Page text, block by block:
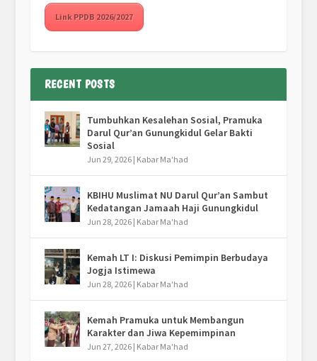
Link PPDB 2026/2027
RECENT POSTS
Tumbuhkan Kesalehan Sosial, Pramuka
Darul Qur’an Gunungkidul Gelar Bakti
Sosial
Jun 29, 2026| Kabar Ma'had
KBIHU Muslimat NU Darul Qur’an Sambut
Kedatangan Jamaah Haji Gunungkidul
Jun 28, 2026| Kabar Ma'had
Kemah LT I: Diskusi Pemimpin Berbudaya
Jogja Istimewa
Jun 28, 2026| Kabar Ma'had
Kemah Pramuka untuk Membangun
Karakter dan Jiwa Kepemimpinan
Jun 27, 2026| Kabar Ma'had